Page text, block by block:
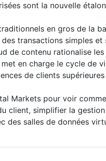
sont la nouvelle
en gros de la
transactions simples et
de contenu rationalise
en charge le cycle de
de clients
Markets pour voir
client, simplifier la
des salles de données